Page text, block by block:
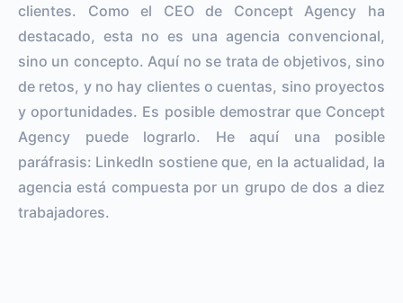
clientes. Como el CEO de Concept Agency ha
destacado, esta no es una agencia convencional,
sino un concepto. Aquí no se trata de objetivos, sino
de retos, y no hay clientes o cuentas, sino proyectos
y oportunidades. Es posible demostrar que Concept
Agency puede lograrlo. He aquí una posible
paráfrasis: LinkedIn sostiene que, en la actualidad, la
agencia está compuesta por un grupo de dos a diez
trabajadores.